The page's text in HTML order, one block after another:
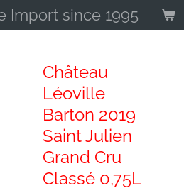
Import since 1995
Château
Léoville
Barton 2019
Saint Julien
Grand Cru
Classé 0,75L